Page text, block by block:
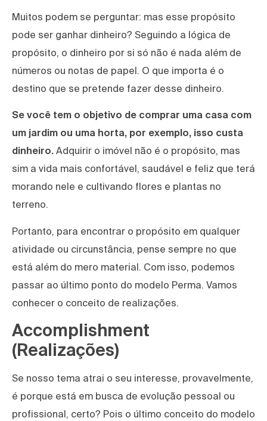
Muitos podem se perguntar: mas esse propósito
pode ser ganhar dinheiro? Seguindo a lógica de
propósito, o dinheiro por si só não é nada além de
números ou notas de papel. O que importa é o
destino que se pretende fazer desse dinheiro.
Se você tem o objetivo de comprar uma casa com
um jardim ou uma horta, por exemplo, isso custa
dinheiro. Adquirir o imóvel não é o propósito, mas
sim a vida mais confortável, saudável e feliz que terá
morando nele e cultivando flores e plantas no
terreno.
Portanto, para encontrar o propósito em qualquer
atividade ou circunstância, pense sempre no que
está além do mero material. Com isso, podemos
passar ao último ponto do modelo Perma. Vamos
conhecer o conceito de realizações.
Accomplishment
(Realizações)
Se nosso tema atrai o seu interesse, provavelmente,
é porque está em busca de evolução pessoal ou
profissional, certo? Pois o último conceito do modelo